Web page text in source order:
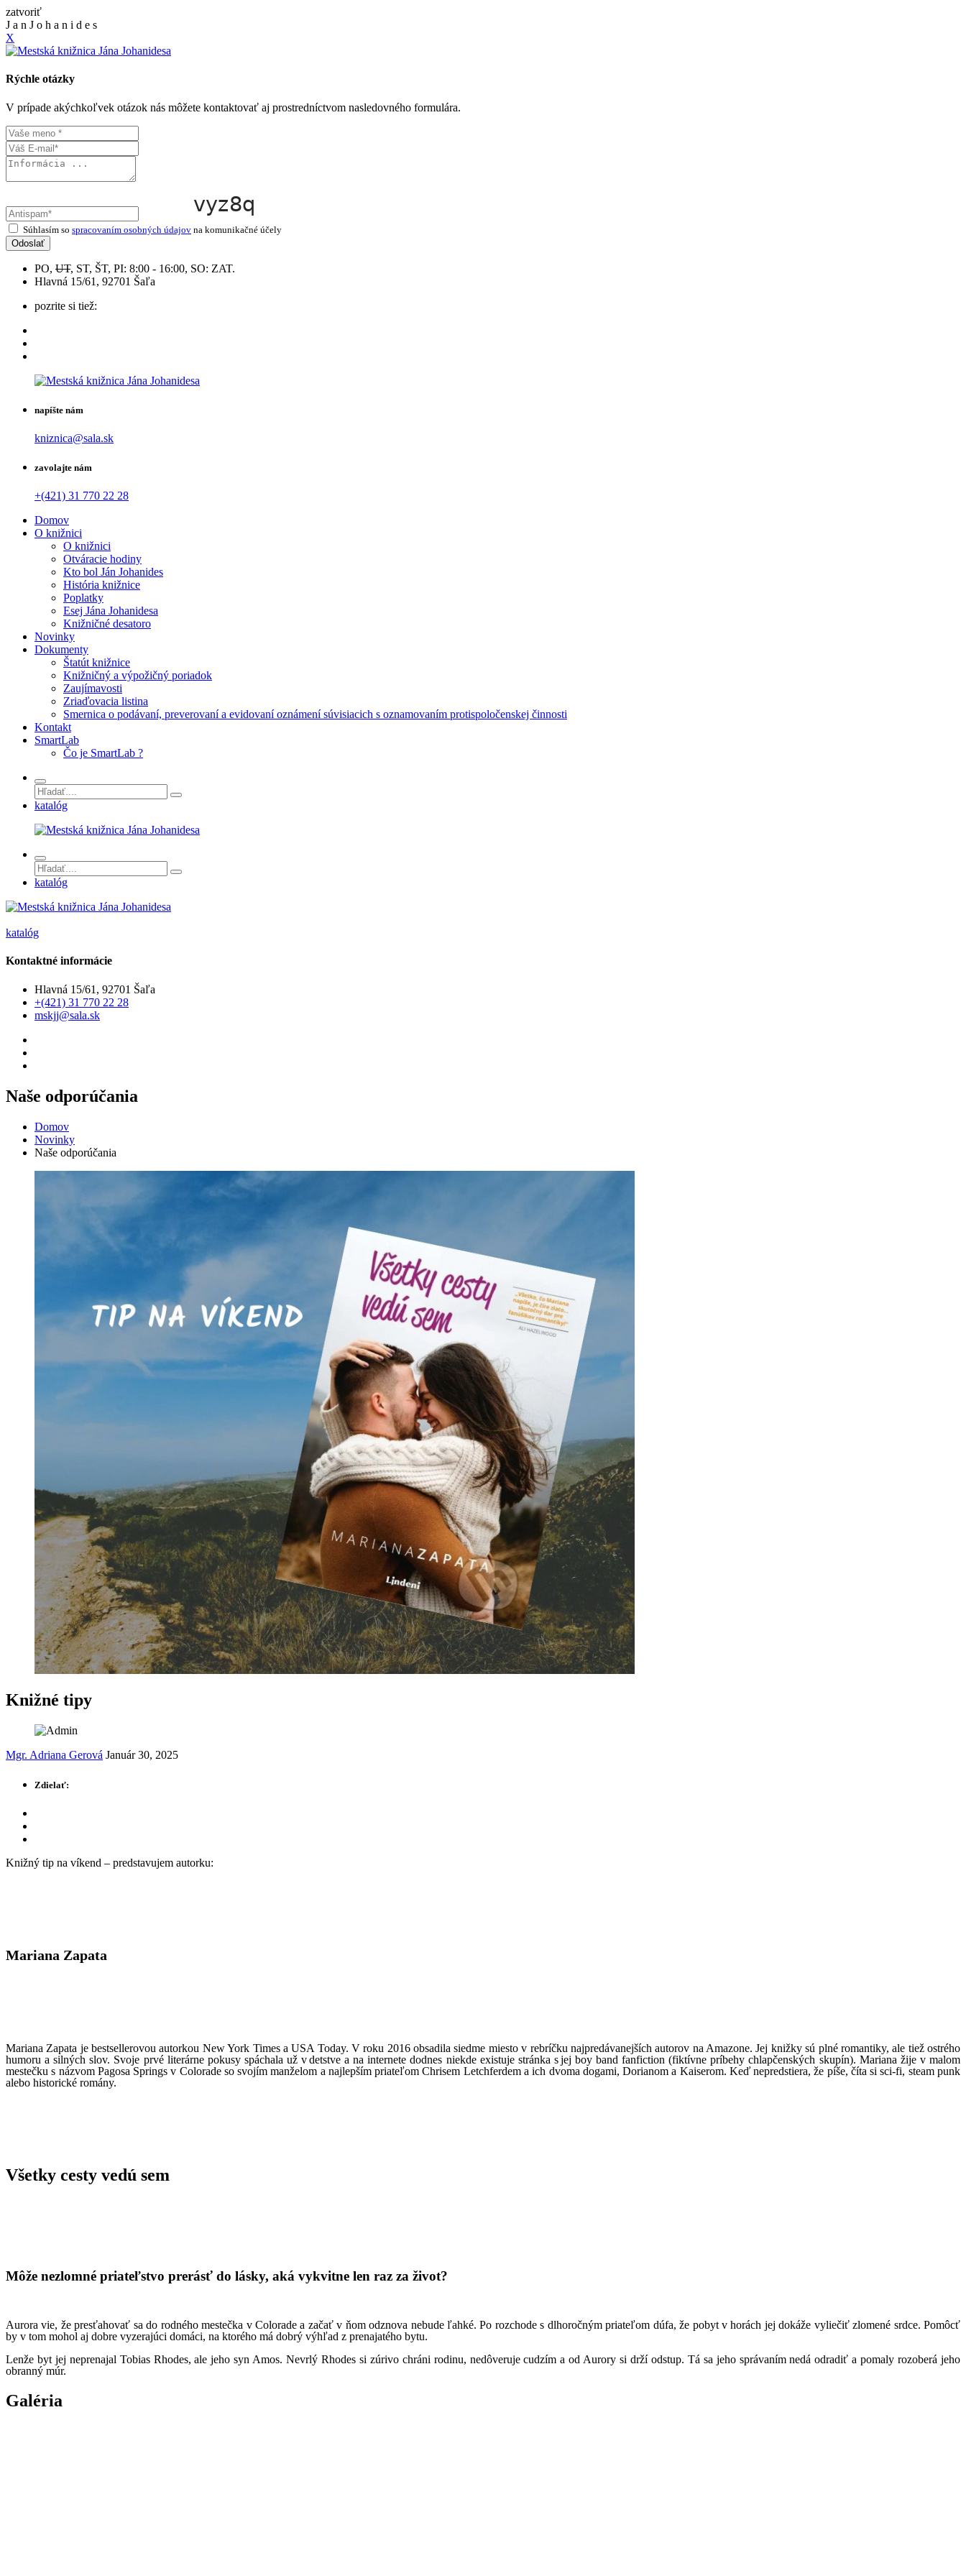
zatvoriť
J a n J o h a n i d e s
X
Rýchle otázky
V prípade akýchkoľvek otázok nás môžete kontaktovať aj prostredníctvom nasledovného formulára.
Súhlasím so spracovaním osobných údajov na komunikačné účely
Odoslať
PO, UT, ST, ŠT, PI: 8:00 - 16:00, SO: ZAT.
Hlavná 15/61, 92701 Šaľa
pozrite si tiež:
napíšte nám
kniznica@sala.sk
zavolajte nám
+(421) 31 770 22 28
Domov
O knižnici
O knižnici
Otváracie hodiny
Kto bol Ján Johanides
História knižnice
Poplatky
Esej Jána Johanidesa
Knižničné desatoro
Novinky
Dokumenty
Štatút knižnice
Knižničný a výpožičný poriadok
Zaujímavosti
Zriaďovacia listina
Smernica o podávaní, preverovaní a evidovaní oznámení súvisiacich s oznamovaním protispoločenskej činnosti
Kontakt
SmartLab
Čo je SmartLab ?
katalóg
katalóg
katalóg
Kontaktné informácie
Hlavná 15/61, 92701 Šaľa
+(421) 31 770 22 28
mskjj@sala.sk
Naše odporúčania
Domov
Novinky
Naše odporúčania
Knižné tipy
Mgr. Adriana Gerová Január 30, 2025
Zdielať:
Knižný tip na víkend – predstavujem autorku:
Mariana Zapata
Mariana Zapata je bestsellerovou autorkou New York Times a USA Today. V roku 2016 obsadila siedme miesto v rebríčku najpredávanejších autorov na Amazone. Jej knižky sú plné romantiky, ale tiež ostrého
humoru a silných slov. Svoje prvé literárne pokusy spáchala už v detstve a na internete dodnes niekde existuje stránka s jej boy band fanfiction (fiktívne príbehy chlapčenských skupín). Mariana žije v malom
mestečku s názvom Pagosa Springs v Colorade so svojím manželom a najlepším priateľom Chrisem Letchferdem a ich dvoma dogami, Dorianom a Kaiserom. Keď nepredstiera, že píše, číta si sci-fi, steam punk
alebo historické romány.
Všetky cesty vedú sem
Môže nezlomné priateľstvo prerásť do lásky, aká vykvitne len raz za život?
Aurora vie, že presťahovať sa do rodného mestečka v Colorade a začať v ňom odznova nebude ľahké. Po rozchode s dlhoročným priateľom dúfa, že pobyt v horách jej dokáže vyliečiť zlomené srdce. Pomôcť
by v tom mohol aj dobre vyzerajúci domáci, na ktorého má dobrý výhľad z prenajatého bytu.
Lenže byt jej neprenajal Tobias Rhodes, ale jeho syn Amos. Nevrlý Rhodes si zúrivo chráni rodinu, nedôveruje cudzím a od Aurory si drží odstup. Tá sa jeho správaním nedá odradiť a pomaly rozoberá jeho
obranný múr.
Galéria